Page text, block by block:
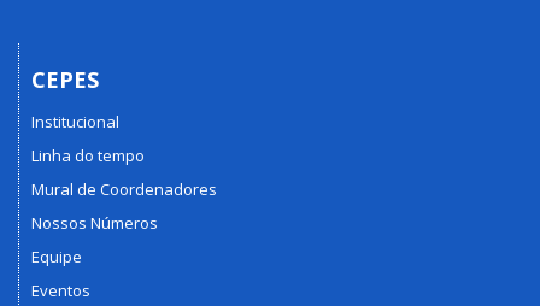
CEPES
Institucional
Linha do tempo
Mural de Coordenadores
Nossos Números
Equipe
Eventos